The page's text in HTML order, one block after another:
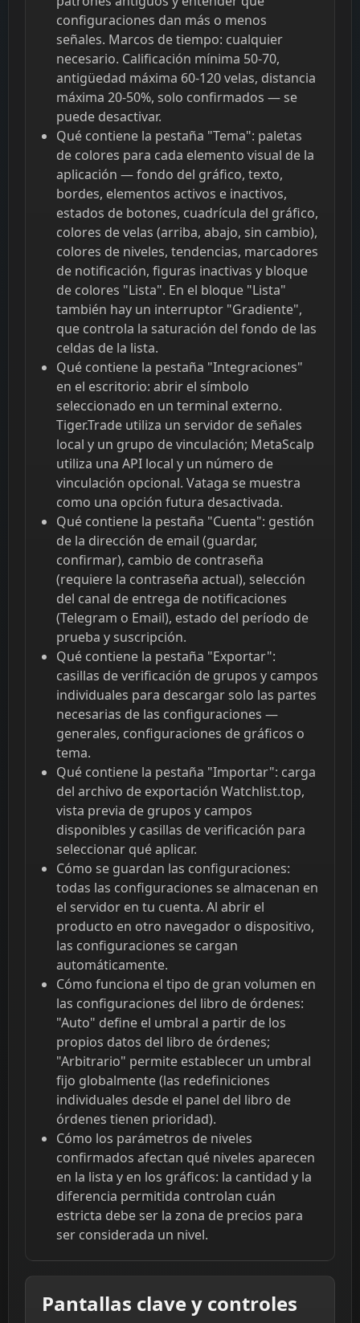
configuraciones dan más o menos
señales. Marcos de tiempo: cualquier
necesario. Calificación mínima 50-70,
antigüedad máxima 60-120 velas, distancia
máxima 20-50%, solo confirmados — se
puede desactivar.
Qué contiene la pestaña "Tema": paletas
de colores para cada elemento visual de la
aplicación — fondo del gráfico, texto,
bordes, elementos activos e inactivos,
estados de botones, cuadrícula del gráfico,
colores de velas (arriba, abajo, sin cambio),
colores de niveles, tendencias, marcadores
de notificación, figuras inactivas y bloque
de colores "Lista". En el bloque "Lista"
también hay un interruptor "Gradiente",
que controla la saturación del fondo de las
celdas de la lista.
Qué contiene la pestaña "Integraciones"
en el escritorio: abrir el símbolo
seleccionado en un terminal externo.
Tiger.Trade utiliza un servidor de señales
local y un grupo de vinculación; MetaScalp
utiliza una API local y un número de
vinculación opcional. Vataga se muestra
como una opción futura desactivada.
Qué contiene la pestaña "Cuenta": gestión
de la dirección de email (guardar,
confirmar), cambio de contraseña
(requiere la contraseña actual), selección
del canal de entrega de notificaciones
(Telegram o Email), estado del período de
prueba y suscripción.
Qué contiene la pestaña "Exportar":
casillas de verificación de grupos y campos
individuales para descargar solo las partes
necesarias de las configuraciones —
generales, configuraciones de gráficos o
tema.
Qué contiene la pestaña "Importar": carga
del archivo de exportación Watchlist.top,
vista previa de grupos y campos
disponibles y casillas de verificación para
seleccionar qué aplicar.
Cómo se guardan las configuraciones:
todas las configuraciones se almacenan en
el servidor en tu cuenta. Al abrir el
producto en otro navegador o dispositivo,
las configuraciones se cargan
automáticamente.
Cómo funciona el tipo de gran volumen en
las configuraciones del libro de órdenes:
"Auto" define el umbral a partir de los
propios datos del libro de órdenes;
"Arbitrario" permite establecer un umbral
fijo globalmente (las redefiniciones
individuales desde el panel del libro de
órdenes tienen prioridad).
Cómo los parámetros de niveles
confirmados afectan qué niveles aparecen
en la lista y en los gráficos: la cantidad y la
diferencia permitida controlan cuán
estricta debe ser la zona de precios para
ser considerada un nivel.
Pantallas clave y controles